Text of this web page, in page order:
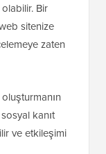
Bir
sitenize
zaten
kanıt
ve etkileşimi